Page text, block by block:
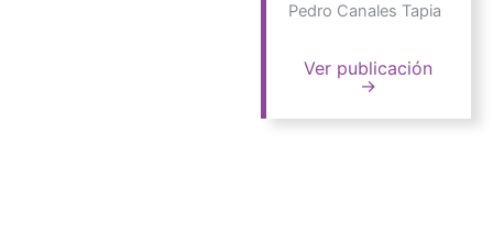
Pedro Canales Tapia
Ver publicación
→